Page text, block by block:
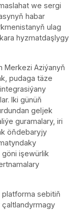
we sergi
habar
ulag
hyzmatdaşlygy
Merkezi Aziýanyň
pudaga täze
Iki günüň
geljek
guramalary, iri
öňdebaryjy
işewürlik
platforma sebitiň
çaltlandyrmagy